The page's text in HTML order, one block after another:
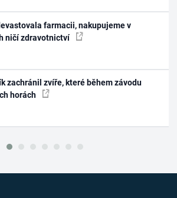
farmacii, nakupujeme v
ničí zdravotnictví
zachránil zvíře, které během závodu
horách